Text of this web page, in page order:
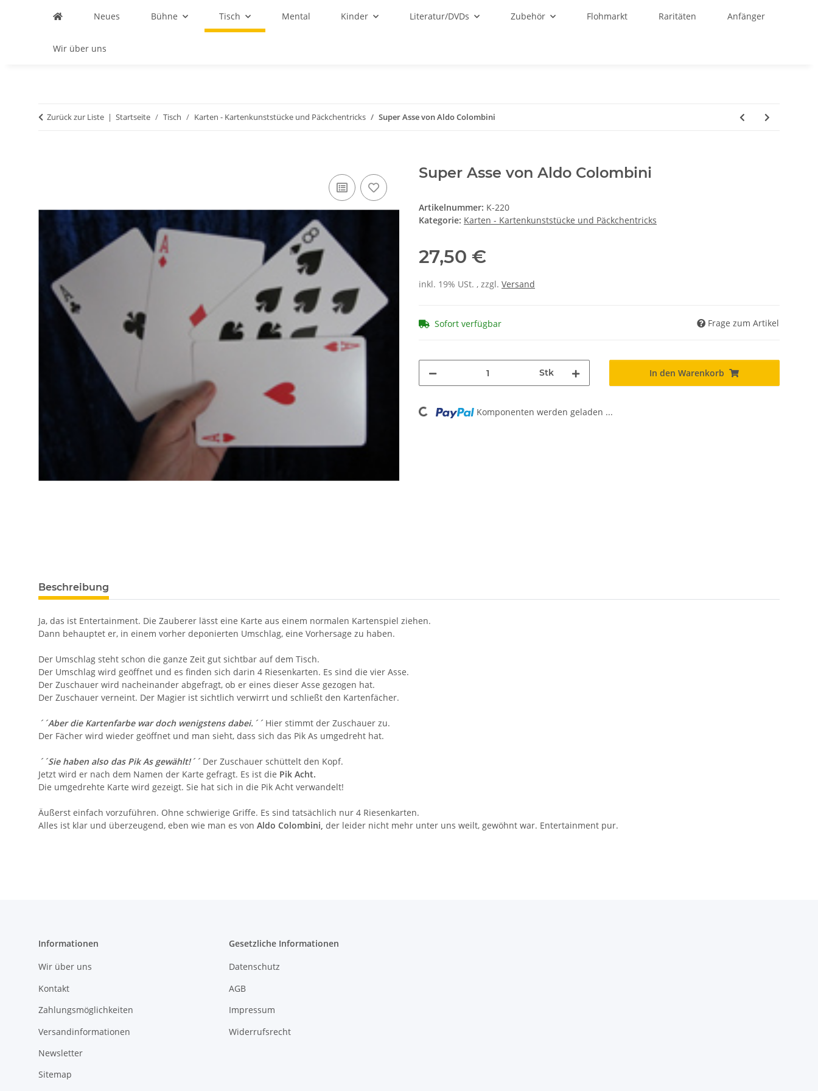
Neues Bühne Tisch Mental Kinder Literatur/DVDs Zubehör Flohmarkt Raritäten Anfänger
Wir über uns
Zurück zur Liste Startseite Tisch Karten - Kartenkunststücke und Päckchentricks Super Asse von Aldo Colombini
Super Asse von Aldo Colombini
Artikelnummer: K-220
Kategorie: Karten - Kartenkunststücke und Päckchentricks
27,50 €
inkl. 19% USt. , zzgl. Versand
Sofort verfügbar Frage zum Artikel
Stk In den Warenkorb
Loading... Komponenten werden geladen ...
Beschreibung
Ja, das ist Entertainment. Die Zauberer lässt eine Karte aus einem normalen Kartenspiel ziehen.
Dann behauptet er, in einem vorher deponierten Umschlag, eine Vorhersage zu haben.
Der Umschlag steht schon die ganze Zeit gut sichtbar auf dem Tisch.
Der Umschlag wird geöffnet und es finden sich darin 4 Riesenkarten. Es sind die vier Asse.
Der Zuschauer wird nacheinander abgefragt, ob er eines dieser Asse gezogen hat.
Der Zuschauer verneint. Der Magier ist sichtlich verwirrt und schließt den Kartenfächer.
´´Aber die Kartenfarbe war doch wenigstens dabei.´´Hier stimmt der Zuschauer zu.
Der Fächer wird wieder geöffnet und man sieht, dass sich das Pik As umgedreht hat.
´´Sie haben also das Pik As gewählt!´´Der Zuschauer schüttelt den Kopf.
Jetzt wird er nach dem Namen der Karte gefragt. Es ist die Pik Acht.
Die umgedrehte Karte wird gezeigt. Sie hat sich in die Pik Acht verwandelt!
Äußerst einfach vorzuführen. Ohne schwierige Griffe. Es sind tatsächlich nur 4 Riesenkarten.
Alles ist klar und überzeugend, eben wie man es von Aldo Colombini, der leider nicht mehr unter uns weilt, gewöhnt war. Entertainment pur.
Informationen
Wir über uns
Kontakt
Zahlungsmöglichkeiten
Versandinformationen
Newsletter
Sitemap
Gesetzliche Informationen
Datenschutz
AGB
Impressum
Widerrufsrecht